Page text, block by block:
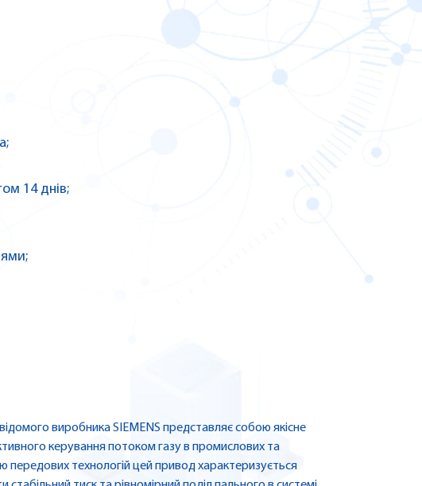
14 днів;
виробника SIEMENS представляє собою якісне
керування потоком газу в промислових та
передових технологій цей привод характеризується